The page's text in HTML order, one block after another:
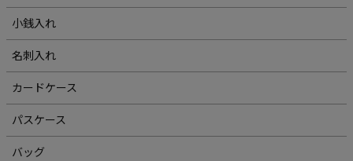
小銭入れ
名刺入れ
カードケース
パスケース
バッグ